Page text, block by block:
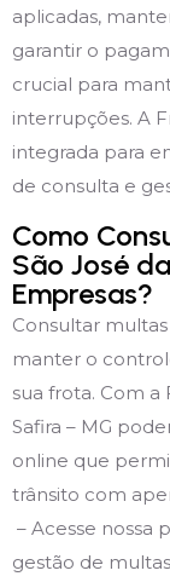
aplicadas,
garantir o
crucial para
interrupções. A
integrada para
de consulta e
Como
São José
Empresas?
Consultar
manter o
sua frota. Com a
Safira – MG
online que
trânsito com
– Acesse nossa
gestão de